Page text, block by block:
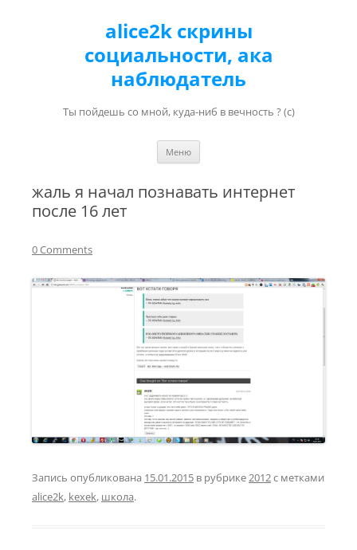
alice2k скрины
социальности, ака
наблюдатель
Ты пойдешь со мной, куда-ниб в вечность ? (с)
Меню
жаль я начал познавать интернет
после 16 лет
0 Comments
Запись опубликована 15.01.2015 в рубрике2012с метками
alice2k, kexek, школа.